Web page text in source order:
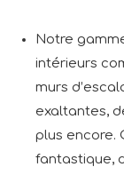
Notre
intérieurs
murs
exaltantes,
plus encore.
fantastique,